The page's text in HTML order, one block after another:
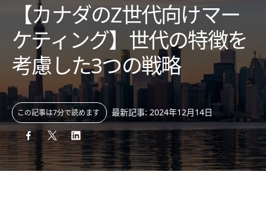
【カナダのZ世代向けマー
ケティング】世代の特徴を
考慮した3つの戦略
この記事は7分で読めます 最新記事: 2024年12月14日